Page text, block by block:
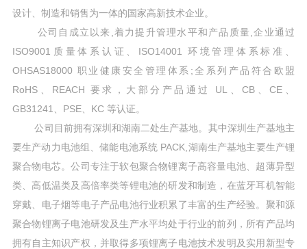
设计、制造和销售为一体的国家高新技术企业。
公司自成立以来,着力提升管理水平和产品质量,企业通过
ISO9001质量体系认证、ISO14001 环境管理体系标准、
OHSAS18000 职业健康安全管理体系;全系列产品符合欧盟
RoHS、REACH 要求，大部分产品通过 UL、CB、CE、
GB31241、PSE、KC 等认证。
公司目前拥有深圳和湖南二处生产基地。其中深圳生产基地主
要生产动力电池组、储能电池系统 PACK,湖南生产基地主要生产锂
聚合物电芯。公司专注于软包聚合物锂离子高容量电池、超薄异型
类、高低温类及高倍率类等锂电池的研发和制造，在蓝牙耳机智能
穿戴、电子烟等电子产品电池行业积累了丰富的生产经验。聚和源
聚合物锂离子电池研发及生产水平均处于行业的前列，所有产品均
拥有自主知识产权，并取得多项锂离子电池技术发明及实用新型专